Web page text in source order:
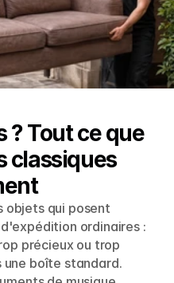
? Tout ce que
classiques
objets qui posent
ordinaires :
précieux ou trop
boîte standard.